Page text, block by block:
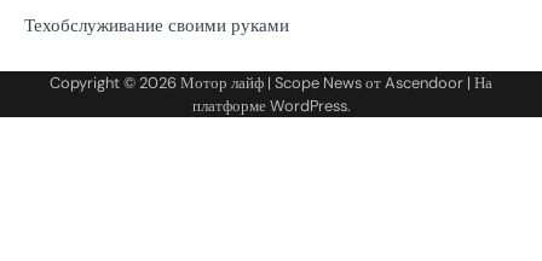
Техобслуживание своими руками
Copyright © 2026Мотор лайф | Scope News отAscendoor | На
платформеWordPress.